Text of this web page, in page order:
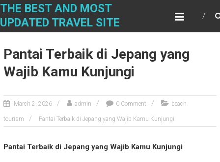
Skip
content
THE BEST AND MOST
UPDATED TRAVEL SITE
Pantai Terbaik di Jepang yang
Wajib Kamu Kunjungi
March 2, 2026 admin 0 Comment beach
tourism Pantai Terbaik di Jepang yang Wajib Kamu Kunjungi
Pantai Terbaik di Jepang yang Wajib Kamu Kunjungi